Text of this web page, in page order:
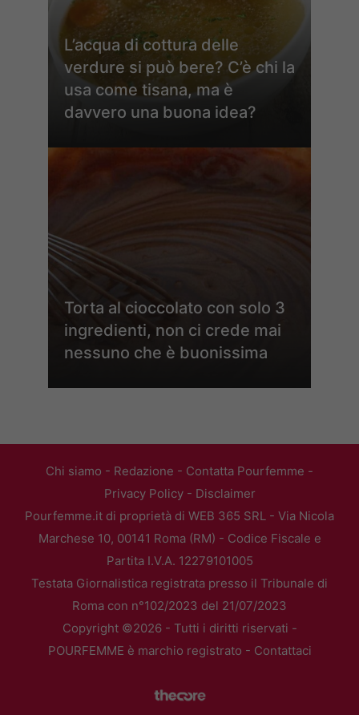
L’acqua di cottura delle
verdure si può bere? C’è chi la
usa come tisana, ma è
davvero una buona idea?
Torta al cioccolato con solo 3
ingredienti, non ci crede mai
nessuno che è buonissima
Chi siamo - Redazione - Contatta Pourfemme -
Privacy Policy- Disclaimer
Pourfemme.it di proprietà di WEB 365 SRL - Via Nicola
Marchese 10, 00141 Roma (RM) - Codice Fiscale e
Partita I.V.A. 12279101005
Testata Giornalistica registrata presso il Tribunale di
Roma con n°102/2023 del 21/07/2023
Copyright ©2026 - Tutti i diritti riservati -
POURFEMME è marchio registrato - Contattaci